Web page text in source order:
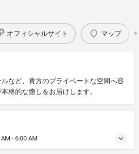
オフィシャルサイト マップ
など、貴方のプライベートな空間へ容
格的な癒しをお届けします。
- 6:00 AM